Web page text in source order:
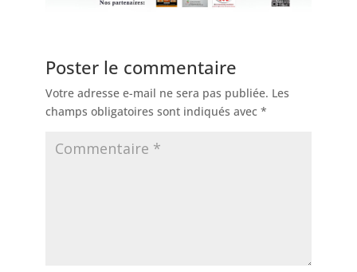
Poster le commentaire
Votre adresse e-mail ne sera pas publiée. Les
champs obligatoires sont indiqués avec *